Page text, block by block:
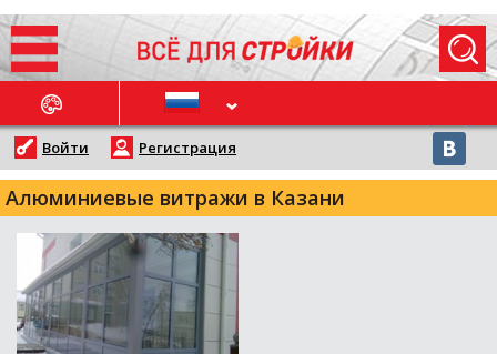
НОВОСТИ
Войти Регистрация
Алюминиевые витражи в Казани